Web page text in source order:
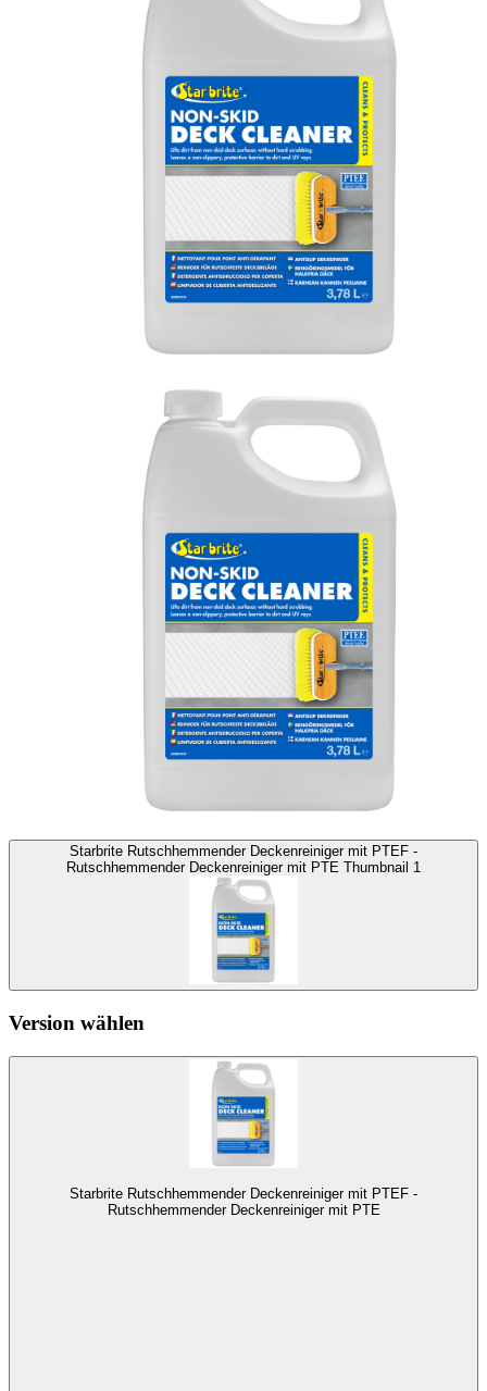
Starbrite Rutschhemmender Deckenreiniger mit PTEF -
Rutschhemmender Deckenreiniger mit PTE Thumbnail 1
Version wählen
Starbrite Rutschhemmender Deckenreiniger mit PTEF -
Rutschhemmender Deckenreiniger mit PTE